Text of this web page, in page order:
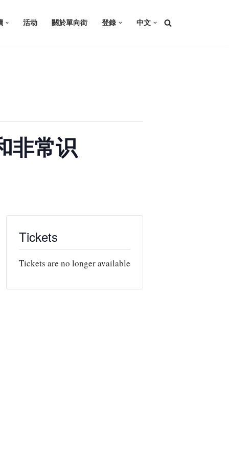
活动 關於單向街 登錄 中文
非常识
Tickets
Tickets are no longer available